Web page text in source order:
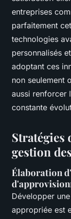
entreprises
parfaitement
technologies
personnalisés
adoptant ces
non seulement
aussi renforcer
constante
Stratégies
gestion
Élaboration
Développer une
appropriée est